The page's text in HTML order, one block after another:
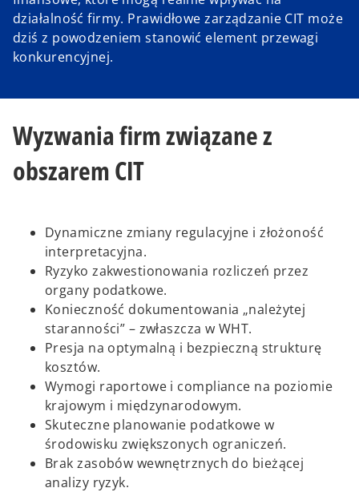
działalność firmy. Prawidłowe zarządzanie CIT może
dziś z powodzeniem stanowić element przewagi
konkurencyjnej.
Wyzwania firm związane z
obszarem CIT
Dynamiczne zmiany regulacyjne i złożoność
interpretacyjna.
Ryzyko zakwestionowania rozliczeń przez
organy podatkowe.
Konieczność dokumentowania „należytej
staranności” – zwłaszcza w WHT.
Presja na optymalną i bezpieczną strukturę
kosztów.
Wymogi raportowe i compliance na poziomie
krajowym i międzynarodowym.
Skuteczne planowanie podatkowe w
środowisku zwiększonych ograniczeń.
Brak zasobów wewnętrznych do bieżącej
analizy ryzyk.